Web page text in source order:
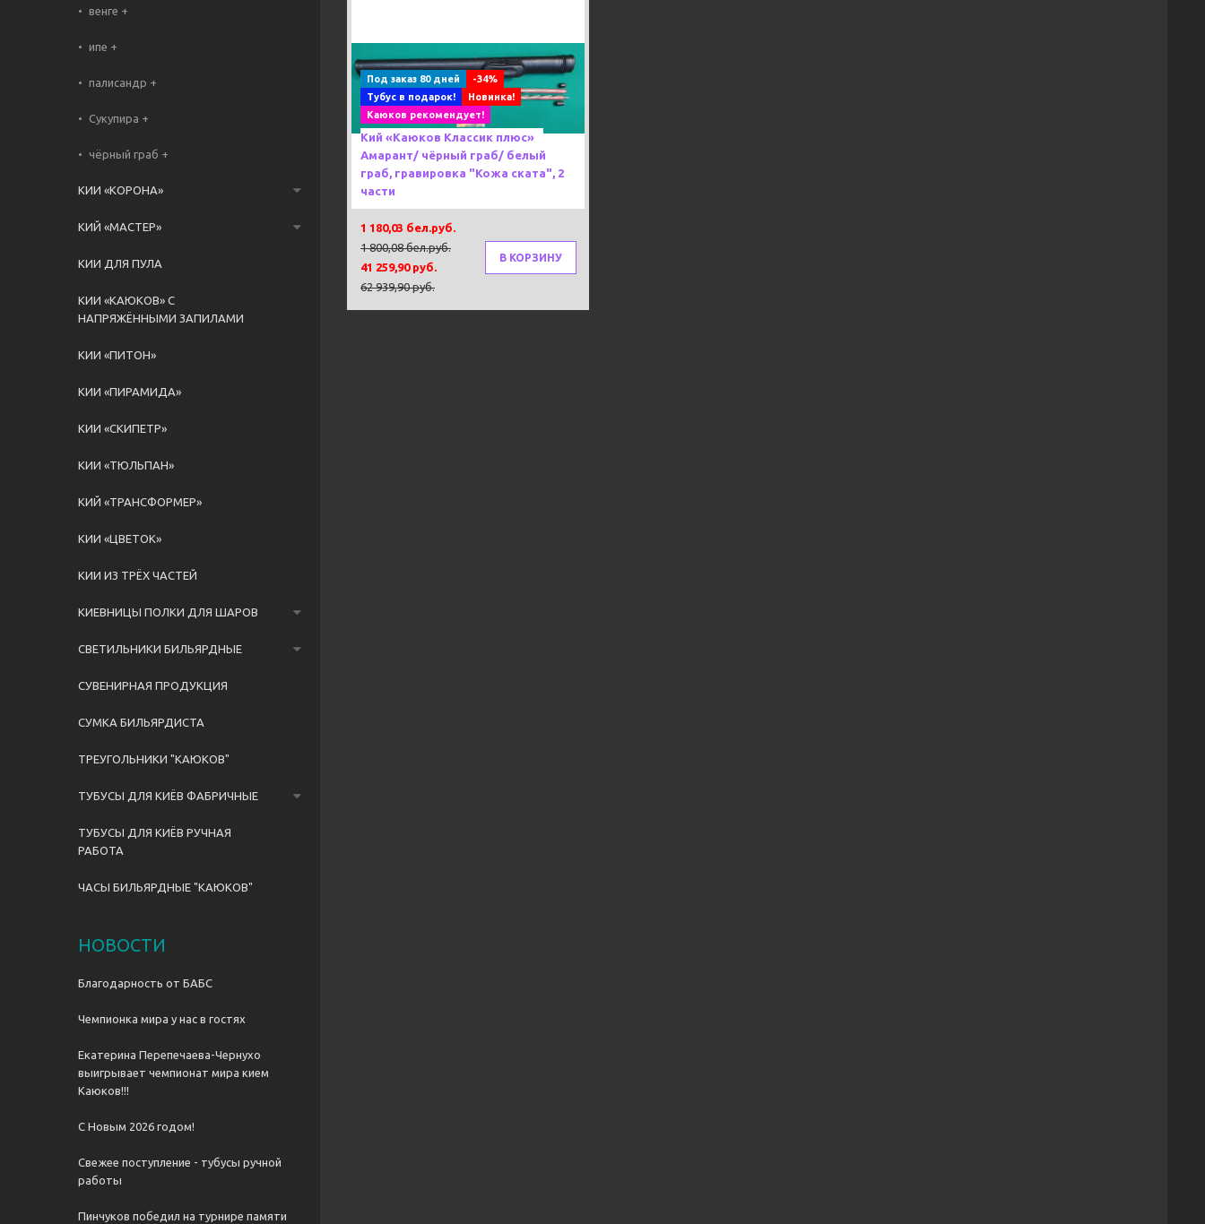
венге +
ипе +
палисандр +
Сукупира +
чёрный граб +
КИИ «КОРОНА»
КИЙ «МАСТЕР»
КИИ ДЛЯ ПУЛА
КИИ «КАЮКОВ» С
НАПРЯЖЁННЫМИ ЗАПИЛАМИ
КИИ «ПИТОН»
КИИ «ПИРАМИДА»
КИИ «СКИПЕТР»
КИИ «ТЮЛЬПАН»
КИЙ «ТРАНСФОРМЕР»
КИИ «ЦВЕТОК»
КИИ ИЗ ТРЁХ ЧАСТЕЙ
КИЕВНИЦЫ ПОЛКИ ДЛЯ ШАРОВ
СВЕТИЛЬНИКИ БИЛЬЯРДНЫЕ
СУВЕНИРНАЯ ПРОДУКЦИЯ
СУМКА БИЛЬЯРДИСТА
ТРЕУГОЛЬНИКИ "КАЮКОВ"
ТУБУСЫ ДЛЯ КИЁВ ФАБРИЧНЫЕ
ТУБУСЫ ДЛЯ КИЁВ РУЧНАЯ
РАБОТА
ЧАСЫ БИЛЬЯРДНЫЕ "КАЮКОВ"
НОВОСТИ
Благодарность от БАБС
Чемпионка мира у нас в гостях
Екатерина Перепечаева-Чернухо
выигрывает чемпионат мира кием
Каюков!!!
С Новым 2026 годом!
Свежее поступление - тубусы ручной
работы
Пинчуков победил на турнире памяти
Previous
Под заказ 80 дней
-34%
Тубус в подарок!
Новинка!
Каюков рекомендует!
Кий «Каюков Классик плюс»
Амарант/ чёрный граб/ белый
граб, гравировка "Кожа ската", 2
части
1 180,03 бел.руб.
1 800,08 бел.руб.
41 259,90 руб.
62 939,90 руб.
В КОРЗИНУ